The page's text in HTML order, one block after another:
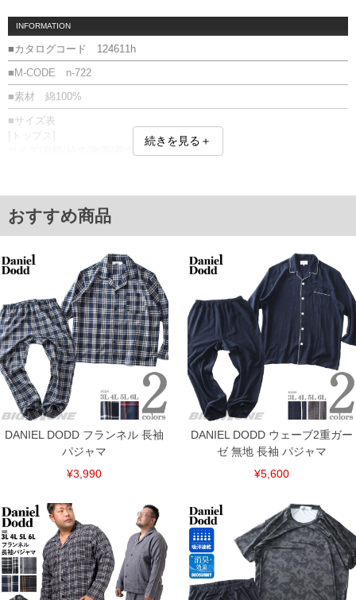
INFORMATION
■カタログコード 124611h
■M-CODE n-722
■素材 綿100%
■サイズ表
[トップス]
サイズ/肩幅/袖丈/胸囲/着丈
5L/66/54/140/84.5
6L/68/54/144/86.5
[ボトムス]
3L/126/126/39.5/72/34
4L/130/130/40.5/72/35
5L/134/134/41.5/72/36
6L/138/138/42.5/72/37
単位はcm
※【返品交換について】
返品交換希望の方は、商品到着後1週間以内にご連絡ください。
下着(肌着)やワイシャツは商品の性質上、返品交換不可とさせて頂いております。予め
ご了承くださいませ。
※【ボトムの裾上げをご希望の場合】
裾上げ料金は500円+税となります。
備考欄に股下●cmとご記入下さい。（裾上げ無料対象商品は1本につき税込6,000円以
上の品が対象。1本5,999円以下の商品は有料（500円+税）となります。）
出荷まで約1週間～20日間程お時間を頂く場合がございます。
一部、お直しに対応出来ない商品がございます。(例：裾にファスナーや調節ひもが付
※商品によって若干のサイズの誤差がございます。また、お客様がご使用の環境（コ
ンピュータ画面）によって、商品の色味が若干異なる場合がございます。予めご了承
ください。
※当店での掲載商品は、実店鋪と在庫を共用しておりますので店頭での売り違い、店
舗からのお取り寄せ等により、お客様にご迷惑をお掛けしてしまう場合がございま
す。そのようなことがない様最大限に努めておりますが、もしあった場合速やかにご
連絡させて頂きますので予めご了承ください。
続きを見る＋
おすすめ商品
DANIEL DODD フランネル 長袖
パジャマ
¥3,990
DANIEL DODD ウェーブ2重ガー
ゼ 無地 長袖 パジャマ
¥5,600